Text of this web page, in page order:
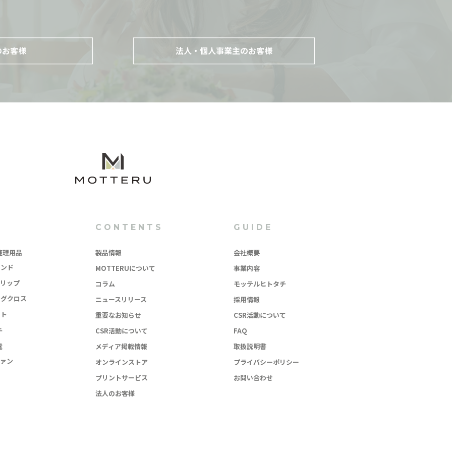
客様 法人・個人事業主のお客様
理用品
ド
ップ
クロス
ン
CONTENTS
製品情報
MOTTERUについて
コラム
ニュースリリース
重要なお知らせ
CSR活動について
メディア掲載情報
オンラインストア
プリントサービス
法人のお客様
GUIDE
会社概要
事業内容
モッテルヒトタチ
採用情報
CSR活動について
FAQ
取扱説明書
プライバシーポリシー
お問い合わせ